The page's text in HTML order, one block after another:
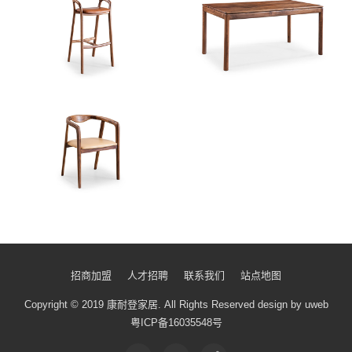
招商加盟 人才招聘 联系我们 站点地图
Copyright © 2019 康耐登家居. All Rights Reserved design by uweb
粤ICP备16035548号